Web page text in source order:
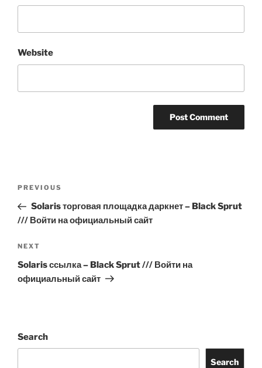
Website
Previous
Post
PREVIOUS
Solaris торговая площадка даркнет – Black Sprut
/// Войти на официальный сайт
Next
Post
NEXT
Solaris ссылка – Black Sprut /// Войти на
официальный сайт
Search
Search